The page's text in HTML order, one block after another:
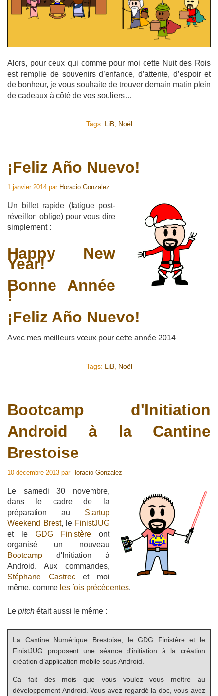
Alors, pour ceux qui comme pour moi cette Nuit des Rois
est remplie de souvenirs d’enfance, d’attente, d’espoir et
de bonheur, je vous souhaite de trouver demain matin plein
de cadeaux à côté de vos souliers…
Tags: LiB, Noël
¡Feliz Año Nuevo!
1 janvier 2014 par Horacio Gonzalez
Un billet rapide (fatigue post-
réveillon oblige) pour vous dire
simplement :
Happy New
Year!
Bonne Année
!
¡Feliz Año Nuevo!
Avec mes meilleurs vœux pour cette année 2014
Tags: LiB, Noël
Bootcamp d'Initiation
Android à la Cantine
Brestoise
10 décembre 2013 par Horacio Gonzalez
Le samedi 30 novembre,
dans le cadre de la
préparation au Startup
Weekend Brest, le FinistJUG
et le GDG Finistère ont
organisé un nouveau
Bootcamp d'Initiation à
Android. Aux commandes,
Stéphane Castrecet moi
même, comme les fois précédentes.
Le pitch était aussi le même :
La Cantine Numérique Brestoise, le GDG Finistère et le
FinistJUG proposent une séance d'initiation à la création
création d’application mobile sous Android.
Ca fait des mois que vous voulez vous mettre au
développement Android. Vous avez regardé la doc, vous avez